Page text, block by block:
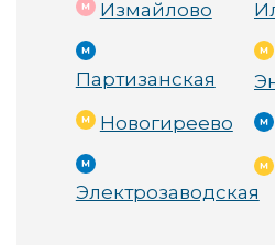
Измайлово
Партизанская
Новогиреево
Электрозаводская